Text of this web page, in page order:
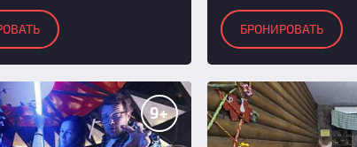
БРОНИРОВАТЬ
9+